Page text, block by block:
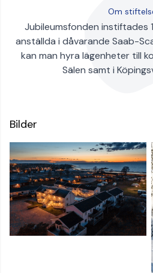
Om
Jubileumsfonden instiftades
anställda i dåvarande Saab-
kan man hyra lägenheter till
Sälen samt i
Bilder